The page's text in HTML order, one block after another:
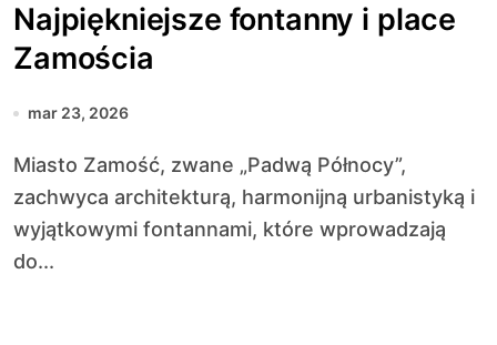
Najpiękniejsze fontanny i place
Zamościa
mar 23, 2026
Miasto Zamość, zwane „Padwą Północy”,
zachwyca architekturą, harmonijną urbanistyką i
wyjątkowymi fontannami, które wprowadzają
do...